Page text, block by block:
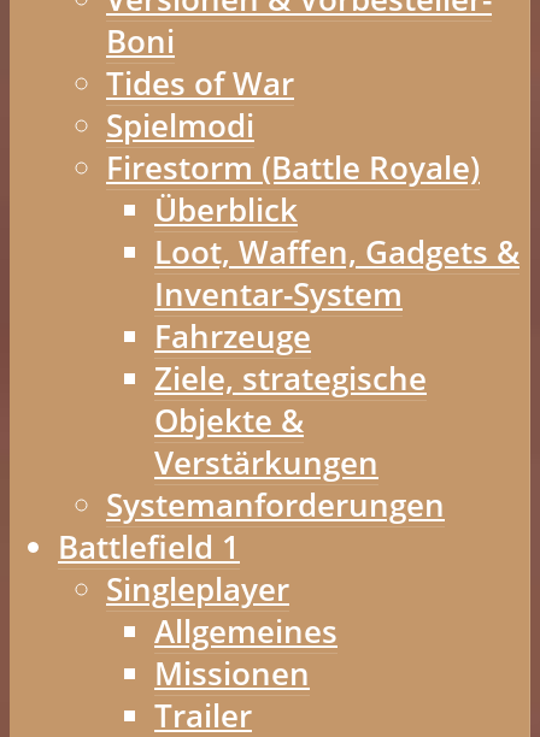
Boni
Tides of War
Spielmodi
Firestorm (Battle Royale)
Überblick
Loot, Waffen, Gadgets &
Inventar-System
Fahrzeuge
Ziele, strategische
Objekte &
Verstärkungen
Systemanforderungen
Battlefield 1
Singleplayer
Allgemeines
Missionen
Trailer